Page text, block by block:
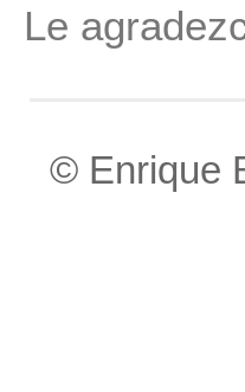
Le
© Enrique